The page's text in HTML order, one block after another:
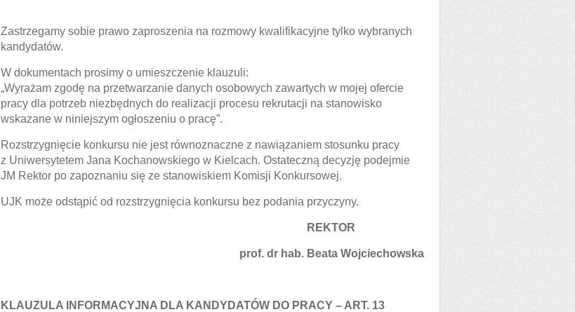
Zastrzegamy sobie prawo zaproszenia na rozmowy kwalifikacyjne tylko wybranych
kandydatów.
W dokumentach prosimy o umieszczenie klauzuli:
„Wyrażam zgodę na przetwarzanie danych osobowych zawartych w mojej ofercie
pracy dla potrzeb niezbędnych do realizacji procesu rekrutacji na stanowisko
wskazane w niniejszym ogłoszeniu o pracę”.
Rozstrzygnięcie konkursu nie jest równoznaczne z nawiązaniem stosunku pracy
z Uniwersytetem Jana Kochanowskiego w Kielcach. Ostateczną decyzję podejmie
JM Rektor po zapoznaniu się ze stanowiskiem Komisji Konkursowej.
UJK może odstąpić od rozstrzygnięcia konkursu bez podania przyczyny.
REKTOR
prof. dr hab. Beata Wojciechowska
KLAUZULA INFORMACYJNA DLA KANDYDATÓW DO PRACY – ART. 13